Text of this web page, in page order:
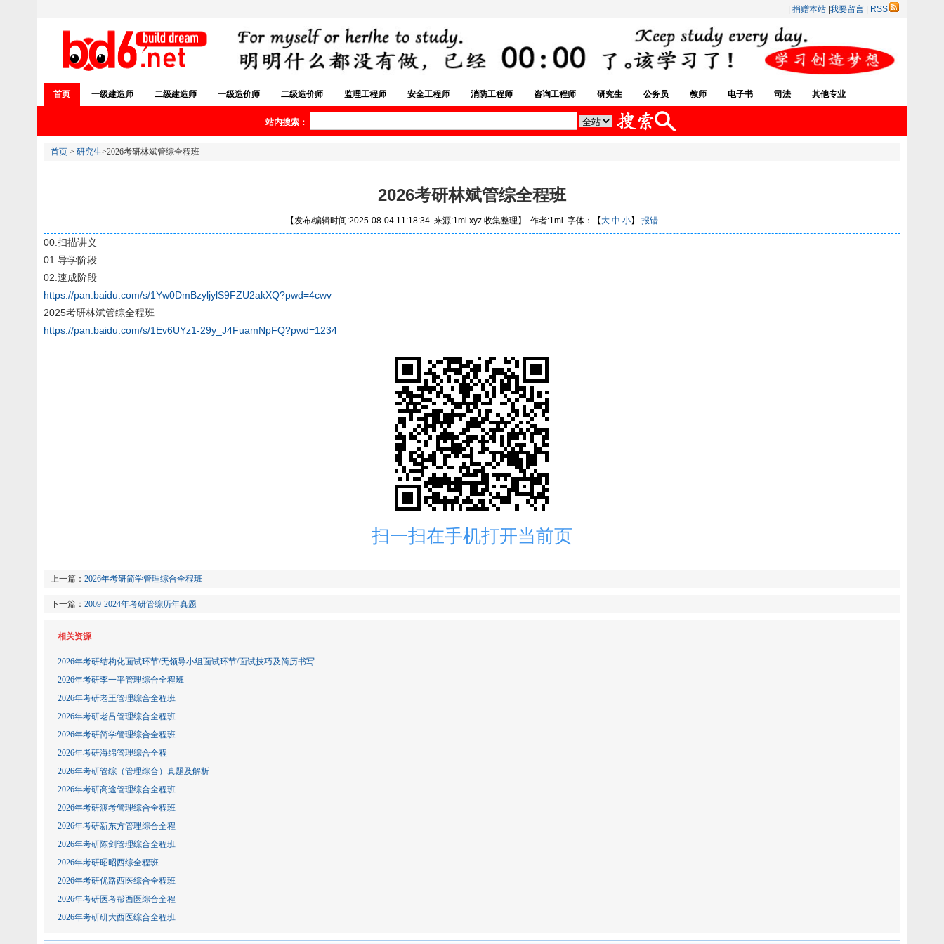
捐赠本站 我要留言 RSS
首页 一级建造师 二级建造师 一级造价师 二级造价师 监理工程师 安全工程师 消防工程师 咨询工程师 研究生 公务员 教师 电子书 司法 其他专业
站内搜索：
首页 > 研究生>2026考研林斌管综全程班
2026考研林斌管综全程班
【发布/编辑时间:2025-08-04 11:18:34 来源:1mi.xyz 收集整理】 作者:1mi 字体：【大 中 小】 报错
00.扫描讲义
01.导学阶段
02.速成阶段
https://pan.baidu.com/s/1Yw0DmBzyljylS9FZU2akXQ?pwd=4cwv
2025考研林斌管综全程班
https://pan.baidu.com/s/1Ev6UYz1-29y_J4FuamNpFQ?pwd=1234
扫一扫在手机打开当前页
上一篇： 2026年考研简学管理综合全程班
下一篇： 2009-2024年考研管综历年真题
相关资源
2026年考研结构化面试环节/无领导小组面试环节/面试技巧及简历书写
2026年考研李一平管理综合全程班
2026年考研老王管理综合全程班
2026年考研老吕管理综合全程班
2026年考研简学管理综合全程班
2026年考研海绵管理综合全程
2026年考研管综（管理综合）真题及解析
2026年考研高途管理综合全程班
2026年考研渡考管理综合全程班
2026年考研新东方管理综合全程
2026年考研陈剑管理综合全程班
2026年考研昭昭西综全程班
2026年考研优路西医综合全程班
2026年考研医考帮西医综合全程
2026年考研研大西医综合全程班